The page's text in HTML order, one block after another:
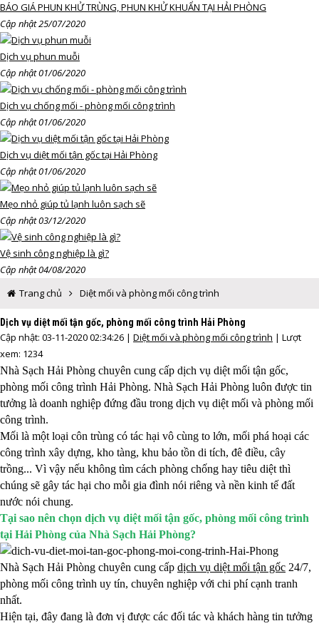
BÁO GIÁ PHUN KHỬ TRÙNG, PHUN KHỬ KHUẨN TẠI HẢI PHÒNG
Cập nhật 25/07/2020
Dịch vụ phun muỗi
Cập nhật 01/06/2020
Dịch vụ chống mối - phòng mối công trình
Cập nhật 01/06/2020
Dịch vụ diệt mối tận gốc tại Hải Phòng
Cập nhật 01/06/2020
Mẹo nhỏ giúp tủ lạnh luôn sạch sẽ
Cập nhật 03/12/2020
Vệ sinh công nghiệp là gì?
Cập nhật 04/08/2020
Trang chủ
Diệt mối và phòng mối công trình
Dịch vụ diệt mối tận gốc, phòng mối công trình Hải Phòng
Cập nhật: 03-11-2020 02:34:26 | Diệt mối và phòng mối công trình | Lượt
xem: 1234
Nhà Sạch Hải Phòng chuyên cung cấp dịch vụ diệt mối tận gốc,
phòng mối công trình Hải Phòng. Nhà Sạch Hải Phòng luôn được tin
tưởng là doanh nghiệp đứng đầu trong dịch vụ diệt mối và phòng mối
công trình.
Mối là một loại côn trùng có tác hại vô cùng to lớn, mối phá hoại các
công trình xây dựng, kho tàng, khu bảo tồn di tích, đê điều, cây
trồng... Vì vậy nếu không tìm cách phòng chống hay tiêu diệt thì
chúng sẽ gây tác hại cho mỗi gia đình nói riêng và nền kinh tế đất
nước nói chung.
Tại sao nên chọn dịch vụ diệt mối tận gốc, phòng mối công trình
tại Hải Phòng của Nhà Sạch Hải Phòng?
Nhà Sạch Hải Phòng chuyên cung cấp dịch vụ diệt mối tận gốc 24/7,
phòng mối công trình uy tín, chuyên nghiệp với chi phí cạnh tranh
nhất.
Hiện tại, đây đang là đơn vị được các đối tác và khách hàng tin tưởng